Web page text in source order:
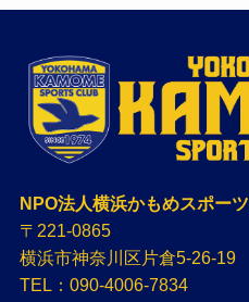
NPO法人横浜かもめスポー
〒221-0865
横浜市神奈川区片倉5-26-19
TEL：090-4006-7834